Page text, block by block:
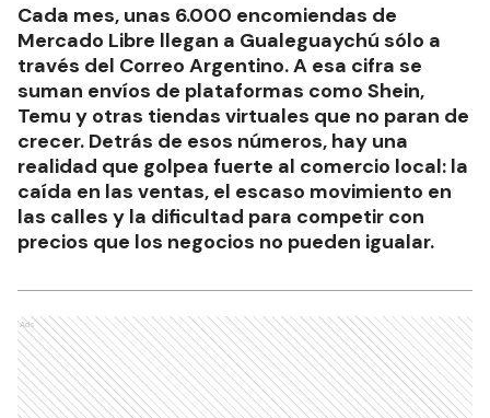
Cada mes, unas 6.000 encomiendas de
Mercado Libre llegan a Gualeguaychú sólo a
través del Correo Argentino. A esa cifra se
suman envíos de plataformas como Shein,
Temu y otras tiendas virtuales que no paran de
crecer. Detrás de esos números, hay una
realidad que golpea fuerte al comercio local: la
caída en las ventas, el escaso movimiento en
las calles y la dificultad para competir con
precios que los negocios no pueden igualar.
Ads